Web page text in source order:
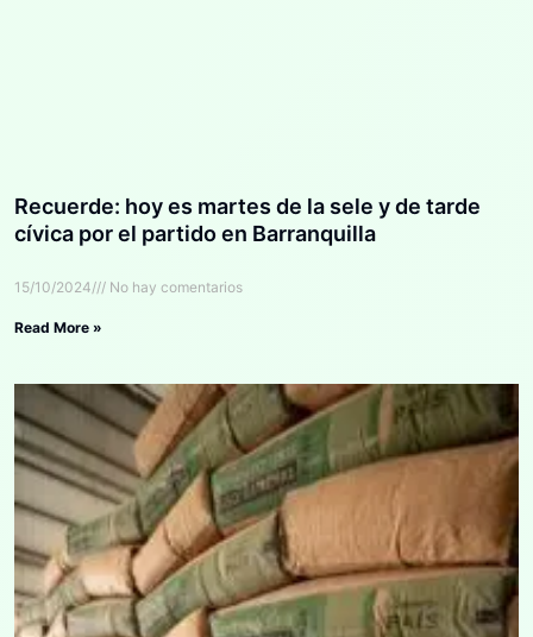
Recuerde: hoy es martes de la sele y de tarde
cívica por el partido en Barranquilla
15/10/2024 No hay comentarios
Read More »